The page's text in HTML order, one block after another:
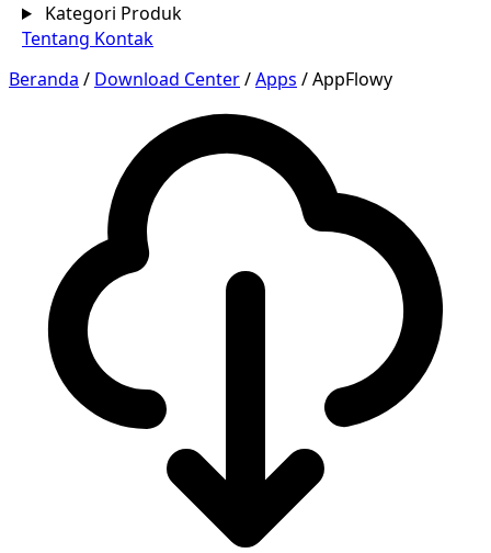
Kategori Produk
Tentang Kontak
Beranda / Download Center/Apps /AppFlowy